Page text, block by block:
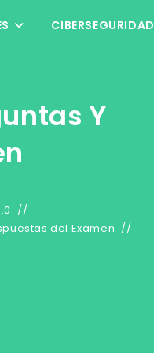
CIBERSEGURIDAD
Y
del Examen